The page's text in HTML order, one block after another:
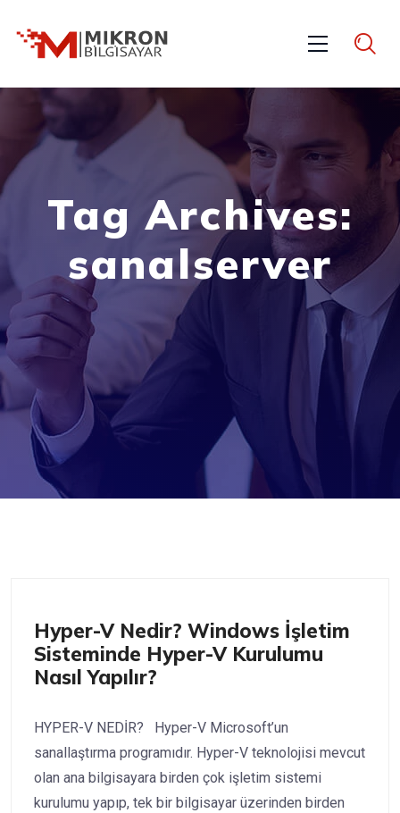
Tag Archives:
sanalserver
Hyper-V Nedir? Windows İşletim
Sisteminde Hyper-V Kurulumu
Nasıl Yapılır?
HYPER-V NEDİR? Hyper-V Microsoft’un
sanallaştırma programıdır. Hyper-V teknolojisi mevcut
olan ana bilgisayara birden çok işletim sistemi
kurulumu yapıp, tek bir bilgisayar üzerinden birden